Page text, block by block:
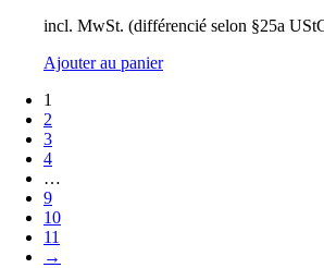
incl. MwSt. (différencié selon §25a
Ajouter au panier
1
2
3
4
…
9
10
11
→